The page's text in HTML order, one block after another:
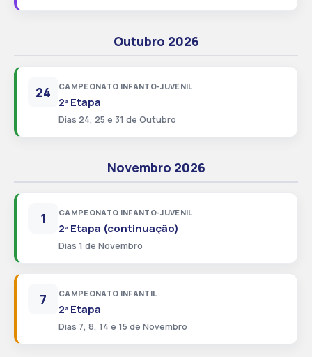
Outubro 2026
24 CAMPEONATO INFANTO-JUVENIL
2ª Etapa
Dias 24, 25 e 31 de Outubro
Novembro 2026
1 CAMPEONATO INFANTO-JUVENIL
2ª Etapa (continuação)
Dias 1 de Novembro
7 CAMPEONATO INFANTIL
2ª Etapa
Dias 7, 8, 14 e 15 de Novembro